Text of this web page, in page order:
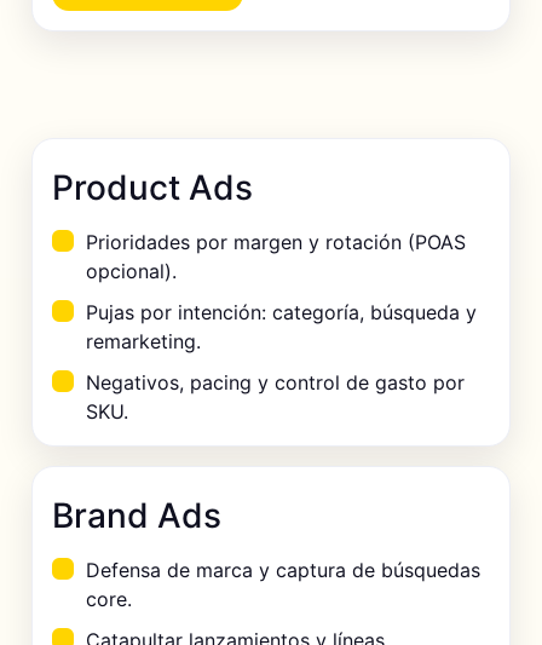
Product Ads
Prioridades por margen y rotación (POAS
opcional).
Pujas por intención: categoría, búsqueda y
remarketing.
Negativos, pacing y control de gasto por
SKU.
Brand Ads
Defensa de marca y captura de búsquedas
core.